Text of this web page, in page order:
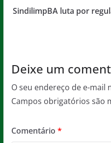
o p
SindilimpBA luta por
Deixe um
O seu endereço de e-mail
Campos obrigatórios são
Comentário *